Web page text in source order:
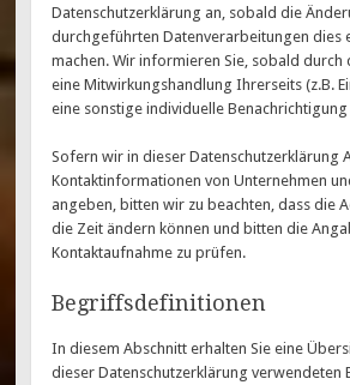
Datenschutzerklärung an, sobald die
durchgeführten Datenverarbeitungen dies
machen. Wir informieren Sie, sobald durch
eine Mitwirkungshandlung Ihrerseits (z.B.
eine sonstige individuelle
Sofern wir in dieser Datenschutzerklärung
Kontaktinformationen von Unternehmen
angeben, bitten wir zu beachten, dass die
die Zeit ändern können und bitten die
Kontaktaufnahme zu prüfen.
Begriffsdefinitionen
In diesem Abschnitt erhalten Sie eine
dieser Datenschutzerklärung verwendeten